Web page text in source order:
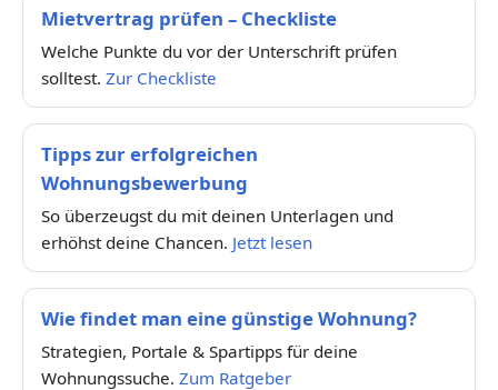
Mietvertrag prüfen – Checkliste
Welche Punkte du vor der Unterschrift prüfen
solltest. Zur Checkliste
Tipps zur erfolgreichen
Wohnungsbewerbung
So überzeugst du mit deinen Unterlagen und
erhöhst deine Chancen. Jetzt lesen
Wie findet man eine günstige Wohnung?
Strategien, Portale & Spartipps für deine
Wohnungssuche. Zum Ratgeber